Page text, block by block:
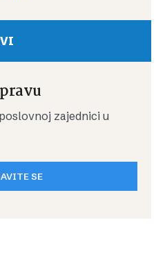
zajednici u
SE